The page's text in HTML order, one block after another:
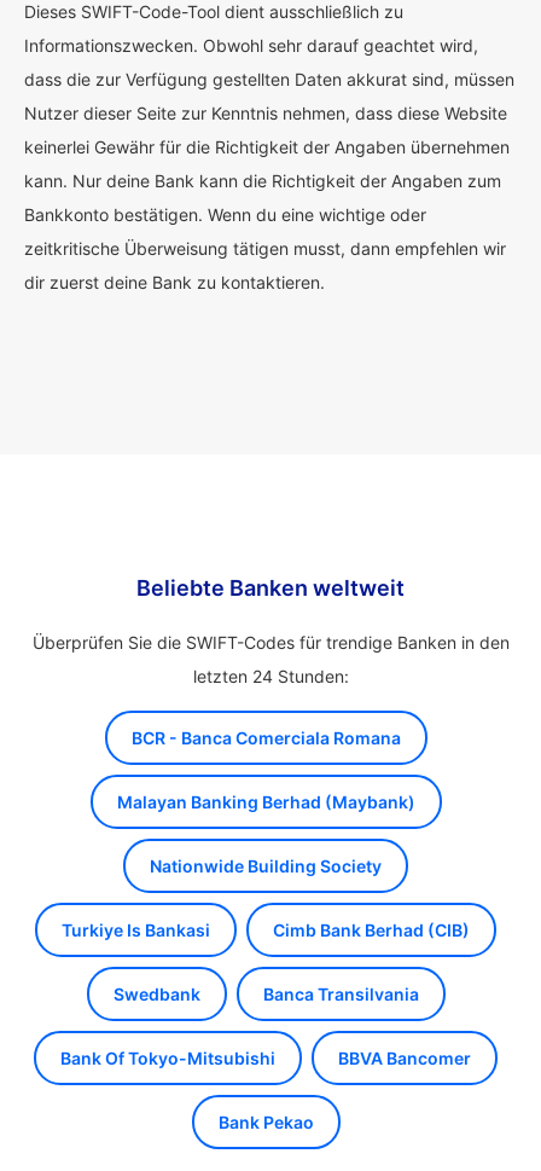
Dieses SWIFT-Code-Tool dient ausschließlich zu
Informationszwecken. Obwohl sehr darauf geachtet wird,
dass die zur Verfügung gestellten Daten akkurat sind, müssen
Nutzer dieser Seite zur Kenntnis nehmen, dass diese Website
keinerlei Gewähr für die Richtigkeit der Angaben übernehmen
kann. Nur deine Bank kann die Richtigkeit der Angaben zum
Bankkonto bestätigen. Wenn du eine wichtige oder
zeitkritische Überweisung tätigen musst, dann empfehlen wir
dir zuerst deine Bank zu kontaktieren.
Beliebte Banken weltweit
Überprüfen Sie die SWIFT-Codes für trendige Banken in den
letzten 24 Stunden:
BCR - Banca Comerciala Romana
Malayan Banking Berhad (Maybank)
Nationwide Building Society
Turkiye Is Bankasi Cimb Bank Berhad (CIB)
Swedbank Banca Transilvania
Bank Of Tokyo-Mitsubishi BBVA Bancomer
Bank Pekao